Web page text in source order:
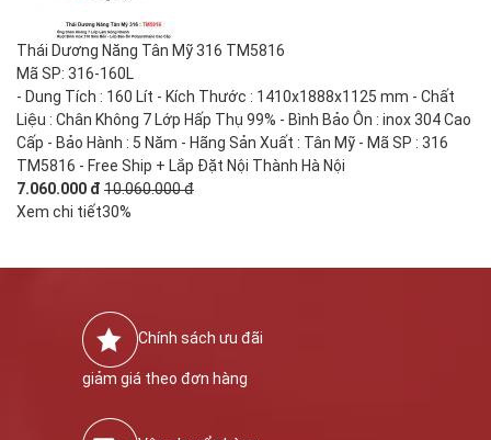
Thái Dương Năng Tân Mỹ 316 TM5816
Mã SP: 316-160L
- Dung Tích : 160 Lít - Kích Thước : 1410x1888x1125 mm - Chất
Liệu : Chân Không 7 Lớp Hấp Thụ 99% - Bình Bảo Ôn : inox 304 Cao
Cấp - Bảo Hành : 5 Năm - Hãng Sản Xuất : Tân Mỹ - Mã SP : 316
TM5816 - Free Ship + Lắp Đặt Nội Thành Hà Nội
7.060.000 đ 10.060.000 đ
Xem chi tiết30%
Chính sách ưu đãi
giảm giá theo đơn hàng